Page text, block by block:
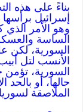
بناءً على هذه
إسرائيل
وهو الأمر
الساسة
السورية، لكن
الأنسب لتل
السورية، تؤمن
حالها، أو بالحد
الملاصقة